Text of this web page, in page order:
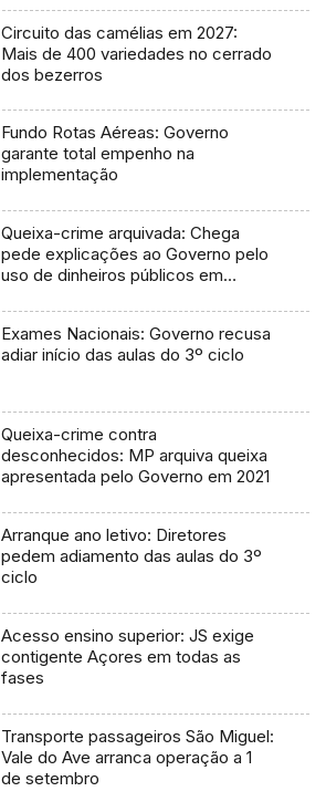
Circuito das camélias em 2027:
Mais de 400 variedades no cerrado
dos bezerros
Fundo Rotas Aéreas: Governo
garante total empenho na
implementação
Queixa-crime arquivada: Chega
pede explicações ao Governo pelo
uso de dinheiros públicos em
Exames Nacionais: Governo recusa
adiar início das aulas do 3º ciclo
Queixa-crime contra
desconhecidos: MP arquiva queixa
apresentada pelo Governo em 2021
Arranque ano letivo: Diretores
pedem adiamento das aulas do 3º
ciclo
Acesso ensino superior: JS exige
contigente Açores em todas as
fases
Transporte passageiros São Miguel:
Vale do Ave arranca operação a 1
de setembro